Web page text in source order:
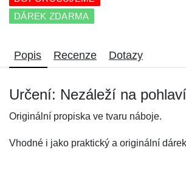
DÁREK ZDARMA
Popis Recenze Dotazy
Určení: Nezáleží na pohlaví
Originální propiska ve tvaru náboje.
Vhodné i jako praktický a originální